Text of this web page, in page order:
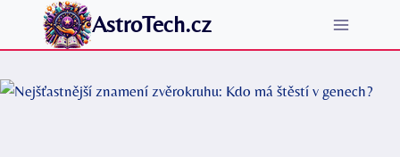
Přeskočit
AstroTech.cz